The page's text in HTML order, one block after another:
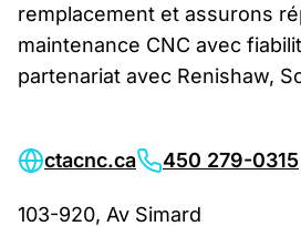
remplacement et assurons
maintenance CNC avec
partenariat avec Renishaw,
ctacnc.ca 450 279-0315
103-920, Av Simard